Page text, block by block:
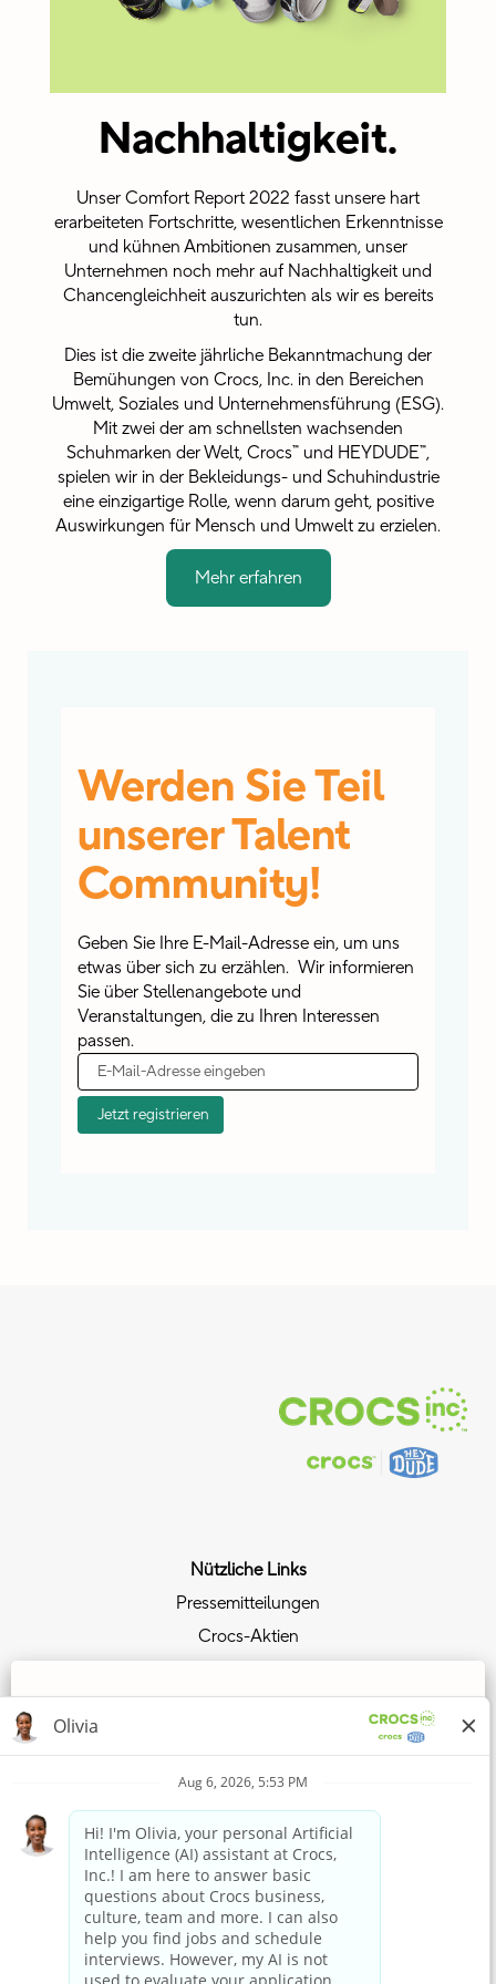
Wir verwenden Cookies, um Ihnen die bestmögliche
Erfahrung mit der Website bieten zu können. Ihre Cookie-
Einstellungen werden im lokalen Speicher Ihres Browsers
gespeichert. Dazu gehören Cookies, die für die Website
entscheiden, ob Sie Cookies akzeptieren, und dies
jederzeit ändern. Sie können auch Cookies zur
Verbesserung der Website-Leistung sowie Cookies zum
Anzeigen von Inhalten, die auf Ihre Interessen
zugeschnitten sind, ablehnen. Wenn Sie nicht alle
Cookies akzeptieren, kann dies Auswirkungen auf Ihre
Erfahrung auf der Site und die von uns angebotenen
Anerkennungskultur,
Kollegen auf
der ganzen
sogenannte
„Kudos“
anzuerkennen
– Punkte, die
gegen
verschiedene
eingelöst
werden
können.
Nachhaltigkeit.
Unser Comfort Report 2022 fasst unsere hart
erarbeiteten Fortschritte, wesentlichen Erkenntnisse
und kühnen Ambitionen zusammen, unser
Unternehmen noch mehr auf Nachhaltigkeit und
Chancengleichheit auszurichten als wir es bereits
tun.
Dies ist die zweite jährliche Bekanntmachung der
Bemühungen von Crocs, Inc. in den Bereichen
Umwelt, Soziales und Unternehmensführung (ESG).
Mit zwei der am schnellsten wachsenden
Schuhmarken der Welt, Crocs™ und HEYDUDE™,
spielen wir in der Bekleidungs- und Schuhindustrie
eine einzigartige Rolle, wenn darum geht, positive
Auswirkungen für Mensch und Umwelt zu erzielen.
Mehr erfahren
Werden Sie Teil
unserer Talent
Community!
Geben Sie Ihre E-Mail-Adresse ein, um uns
etwas über sich zu erzählen. Wir informieren
Sie über Stellenangebote und
Veranstaltungen, die zu Ihren Interessen
passen.
Nützliche Links
Pressemitteilungen
Crocs-Aktien
Datenschutzrichtlinie
Dem Crocs-Trend folgen
Werden Sie Mitglied im Crocs-Club
Jetzt einkaufen
Crocs kaufen
HEYDUDE kaufen
In Verbindung bleiben